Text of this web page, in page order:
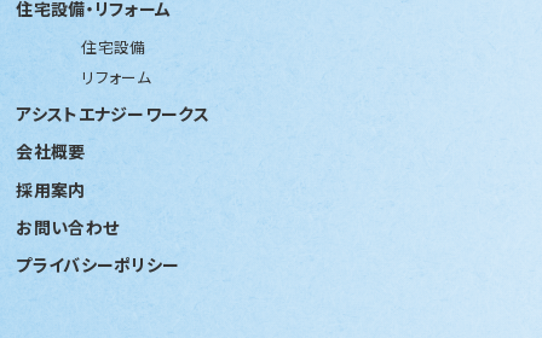
住宅設備・リフォーム
住宅設備
リフォーム
アシストエナジーワークス
会社概要
採用案内
お問い合わせ
プライバシーポリシー